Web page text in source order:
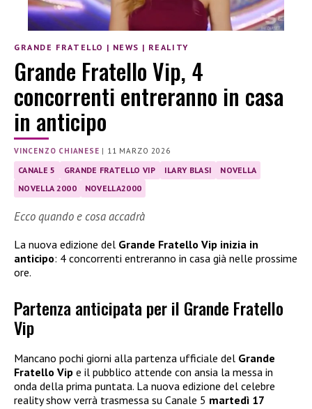
GRANDE FRATELLO | NEWS | REALITY
Grande Fratello Vip, 4
concorrenti entreranno in casa
in anticipo
VINCENZO CHIANESE | 11 MARZO 2026
CANALE 5 GRANDE FRATELLO VIP ILARY BLASI
NOVELLA
NOVELLA 2000
NOVELLA2000
Ecco quando e cosa accadrà
La nuova edizione del Grande Fratello Vip inizia in
anticipo: 4 concorrenti entreranno in casa già nelle prossime
ore.
Partenza anticipata per il Grande Fratello
Vip
Mancano pochi giorni alla partenza ufficiale del Grande
Fratello Vip e il pubblico attende con ansia la messa in
onda della prima puntata. La nuova edizione del celebre
reality show verrà trasmessa su Canale 5 martedì 17